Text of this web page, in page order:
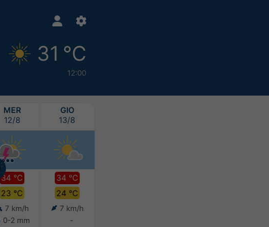
31 °C
12:00
MER
12/8
34 °C
23 °C
7 km/h
0-2 mm
GIO
13/8
34 °C
24 °C
7 km/h
-